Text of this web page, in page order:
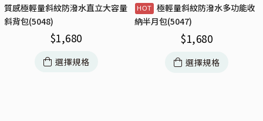
質感極輕量斜紋防潑水直立大容量
斜背包(5048)
$1,680
選擇規格
極輕量斜紋防潑水多功能收
納半月包(5047)
$1,680
選擇規格